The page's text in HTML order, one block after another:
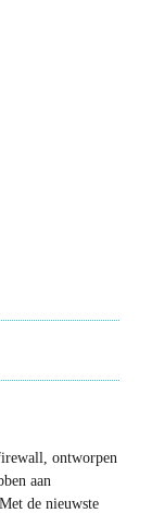
ontworpen
aan
de nieuwste